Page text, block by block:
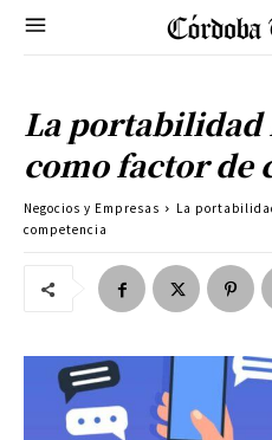
La
como factor de
Negocios y Empresas
La
competencia